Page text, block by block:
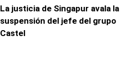
La justicia de Singapur avala la
suspensión del jefe del grupo
Castel